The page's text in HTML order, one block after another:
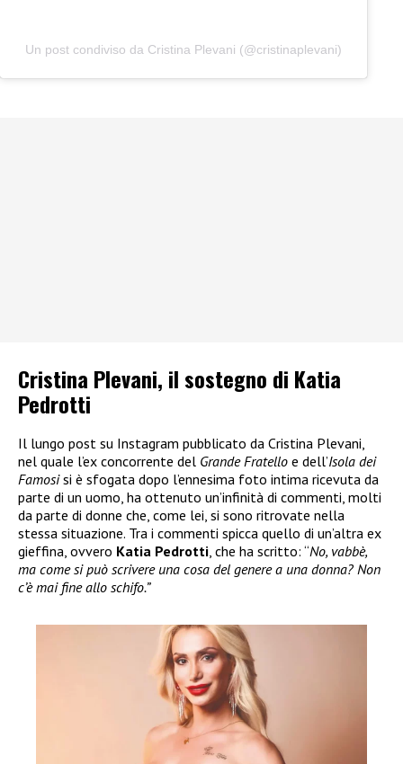
Un post condiviso da Cristina Plevani (@cristinaplevani)
Cristina Plevani, il sostegno di Katia
Pedrotti
Il lungo post su Instagram pubblicato da Cristina Plevani,
nel quale l’ex concorrente del Grande Fratello e dell’Isola dei
Famosisi è sfogata dopo l’ennesima foto intima ricevuta da
parte di un uomo, ha ottenuto un’infinità di commenti, molti
da parte di donne che, come lei, si sono ritrovate nella
stessa situazione. Tra i commenti spicca quello di un’altra ex
gieffina, ovvero Katia Pedrotti, che ha scritto: “No, vabbè,
ma come si può scrivere una cosa del genere a una donna? Non
c’è mai fine allo schifo.”